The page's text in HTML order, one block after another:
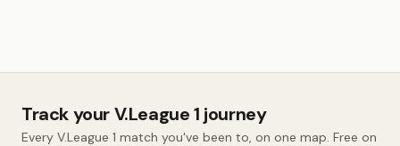
Track your V.League 1 journey
Every V.League 1 match you've been to, on one map. Free on